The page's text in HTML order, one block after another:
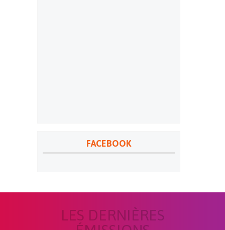
FACEBOOK
LES DERNIÈRES